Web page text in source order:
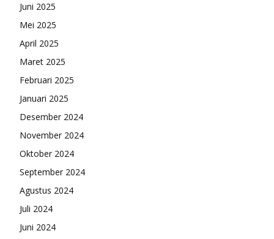
Juni 2025
Mei 2025
April 2025
Maret 2025
Februari 2025
Januari 2025
Desember 2024
November 2024
Oktober 2024
September 2024
Agustus 2024
Juli 2024
Juni 2024